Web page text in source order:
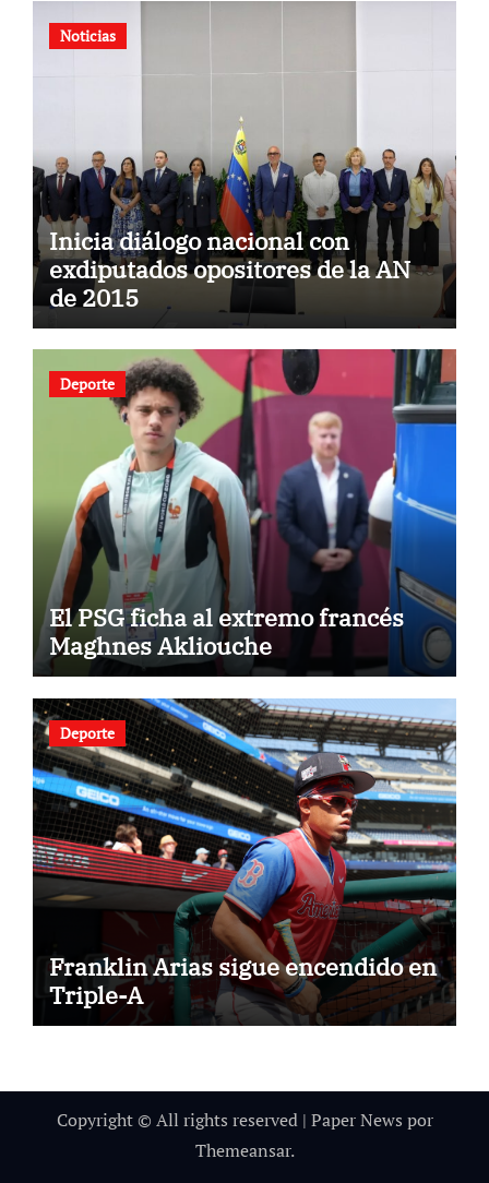
Noticias
Inicia diálogo nacional con
exdiputados opositores de la AN
de 2015
Deporte
El PSG ficha al extremo francés
Maghnes Akliouche
Deporte
Franklin Arias sigue encendido en
Triple-A
Copyright © All rights reserved | Paper News por
Themeansar.